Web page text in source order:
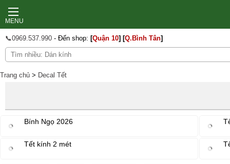
MENU
📞0969.537.990 - Đến shop: [Quận 10] [Q.Bình Tân]
Tranh treo tường
Decal Noel 2025
Thợ dán tường
Decal dán tường
Trang chủ > Decal Tết
Bính Ngọ 2026
Tết kính 2 mét